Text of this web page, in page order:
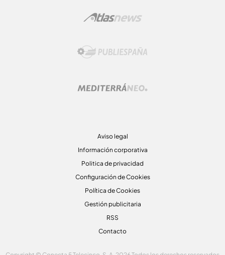
Aviso legal
Información corporativa
Politica de privacidad
Configuración de Cookies
Política de Cookies
Gestión publicitaria
RSS
Contacto